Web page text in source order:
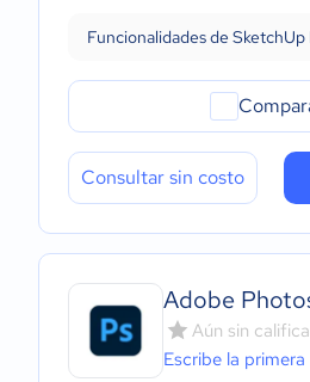
Funcionalidades de SketchUp
Consultar sin costo
Adobe
Aún sin
Escribe la primera